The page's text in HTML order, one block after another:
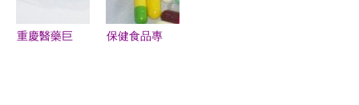
重慶醫藥巨
保健食品專